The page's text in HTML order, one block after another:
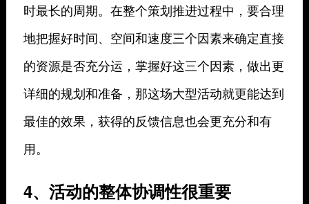
时最长的周期。在整个策划推进过程中，要合理
地把握好时间、空间和速度三个因素来确定直接
的资源是否充分运，掌握好这三个因素，做出更
详细的规划和准备，那这场大型活动就更能达到
最佳的效果，获得的反馈信息也会更充分和有
用。
4、活动的整体协调性很重要